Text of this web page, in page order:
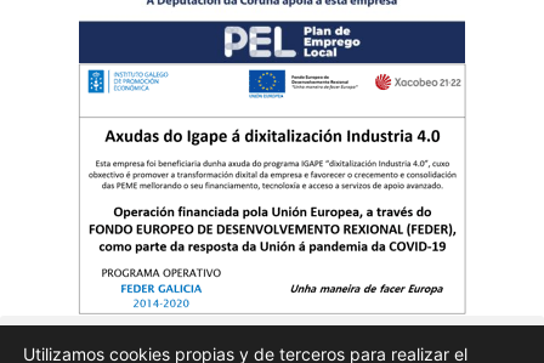
Utilizamos cookies propias y de terceros para realizar el